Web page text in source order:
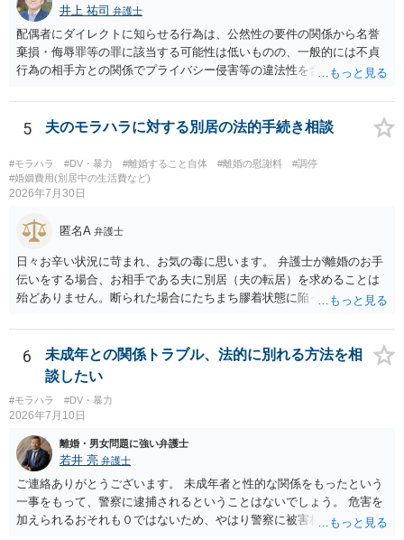
井上 祐司 弁護士
配偶者にダイレクトに知らせる行為は、公然性の要件の関係から名誉
棄損・侮辱罪等の罪に該当する可能性は低いものの、一般的には不貞
行為の相手方との関係でプライバシー侵害等の違法性を含む行為で
ため、弁護士としては推奨しないことが一般的かと思います。
5 夫のモラハラに対する別居の法的手続き相談
#モラハラ #DV・暴力 #離婚すること自体 #離婚の慰謝料
#調停
#婚姻費用(別居中の生活費など)
2026年7月30日
匿名A 弁護士
日々お辛い状況に苛まれ、お気の毒に思います。 弁護士が離婚のお手
伝いをする場合、お相手である夫に別居（夫の転居）を求めることは
殆どありません。断られた場合にたちまち膠着状態に陥ってしまうの
高いためです。 実務的には、ご相談者さまが転居する形で離婚協議等
を進める選択を採らざるを得ないことが圧倒的多数です。
6
未成年との関係トラブル、法的に別れる方法を相
談したい
#モラハラ #DV・暴力
2026年7月10日
離婚・男女問題に強い弁護士
若井 亮 弁護士
ご連絡ありがとうございます。 未成年者と性的な関係をもったという
一事をもって、警察に逮捕されるということはないでしょう。 危害を
加えられるおそれも０ではないため、やはり警察に被害相談するべき